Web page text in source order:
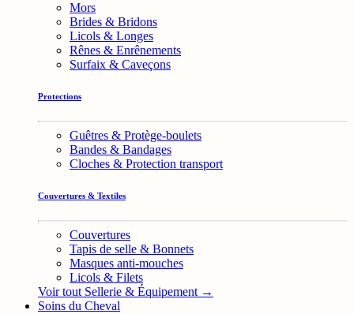
Mors
Brides & Bridons
Licols & Longes
Rênes & Enrênements
Surfaix & Caveçons
Protections
Guêtres & Protège-boulets
Bandes & Bandages
Cloches & Protection transport
Couvertures & Textiles
Couvertures
Tapis de selle & Bonnets
Masques anti-mouches
Licols & Filets
Voir tout Sellerie & Équipement →
Soins du Cheval